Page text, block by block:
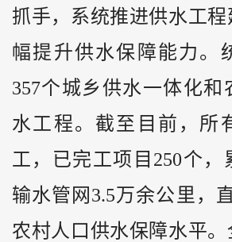
抓手，系统推进供水工
幅提升供水保障能力。
357个城乡供水一体化和
水工程。截至目前，所
工，已完工项目250个，
输水管网3.5万余公里，
农村人口供水保障水平